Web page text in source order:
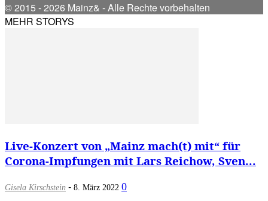
© 2015 - 2026 Mainz& - Alle Rechte vorbehalten
MEHR STORYS
Live-Konzert von „Mainz mach(t) mit“ für
Corona-Impfungen mit Lars Reichow, Sven...
Gisela Kirschstein - 8. März 2022 0